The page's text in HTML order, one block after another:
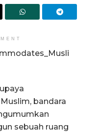
bandara
sebuah ruang